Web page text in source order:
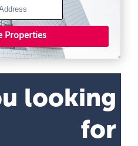
Properties
looking
for